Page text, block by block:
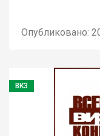
Опубликовано:
ВКЗ